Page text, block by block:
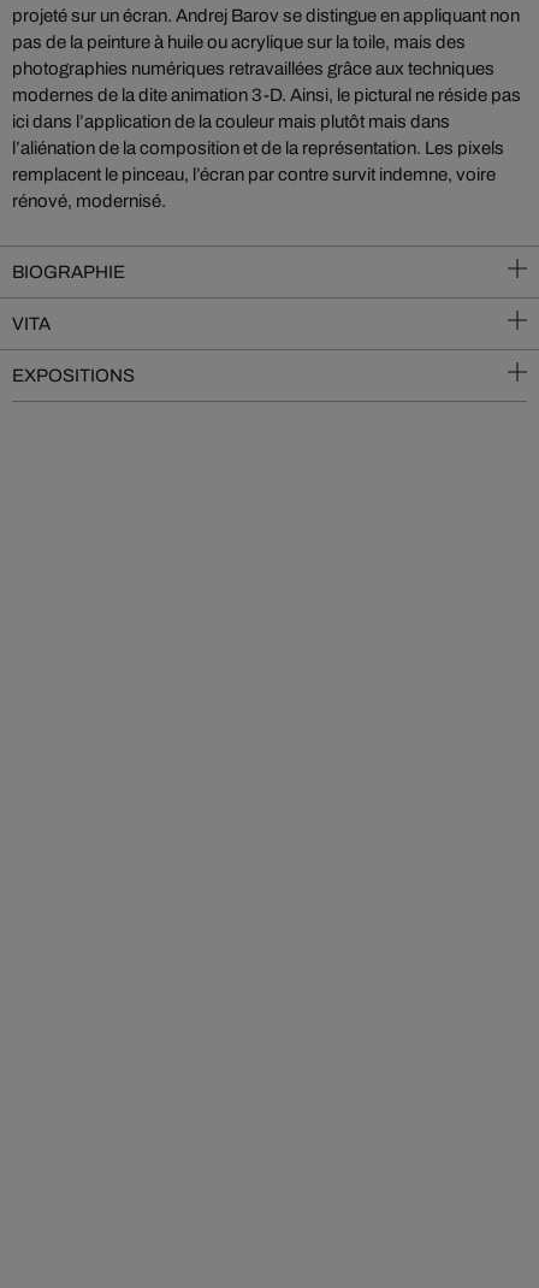
projeté sur un écran. Andrej Barov se distingue en appliquant non
pas de la peinture à huile ou acrylique sur la toile, mais des
photographies numériques retravaillées grâce aux techniques
modernes de la dite animation 3-D. Ainsi, le pictural ne réside pas
ici dans l’application de la couleur mais plutôt mais dans
l’aliénation de la composition et de la représentation. Les pixels
remplacent le pinceau, l’écran par contre survit indemne, voire
rénové, modernisé.
BIOGRAPHIE
VITA
EXPOSITIONS